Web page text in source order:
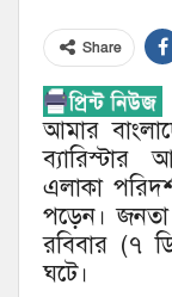
Share
আমার
ব্যারিস্টার
এলাকা
পড়েন। জনতা
রবিবার (৭
ঘটে।